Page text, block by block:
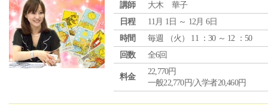
講師
大木 華子
日程
11月 1日 ～ 12月 6日
時間
毎週 （火 ） 11 ：30 ～ 12 ：50
回数
全6回
料金
22,770円
一般22,770円/入学者20,460円